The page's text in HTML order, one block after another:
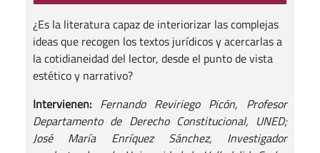
¿Es la literatura capaz de interiorizar las complejas
ideas que recogen los textos jurídicos y acercarlas a
la cotidianeidad del lector, desde el punto de vista
estético y narrativo?
Intervienen: Fernando Reviriego Picón, Profesor
Departamento de Derecho Constitucional, UNED;
José María Enríquez Sánchez, Investigador